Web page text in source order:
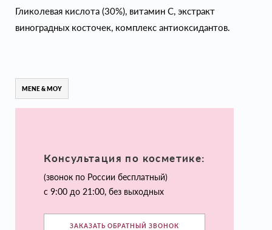
Гликолевая кислота (30%), витамин С, экстракт
виноградных косточек, комплекс антиоксидантов.
MENE & MOY
Консультация по косметике:
(звонок по России бесплатный)
с 9:00 до 21:00, без выходных
ЗАКАЗАТЬ ОБРАТНЫЙ ЗВОНОК